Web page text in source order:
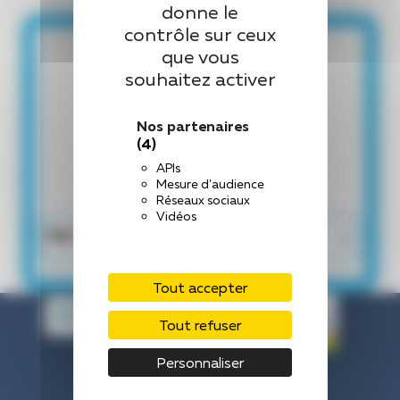
donne le
contrôle sur ceux
que vous
souhaitez activer
Nos partenaires
(4)
APIs
Mesure d'audience
Réseaux sociaux
Vidéos
Tout accepter
Tout refuser
Personnaliser